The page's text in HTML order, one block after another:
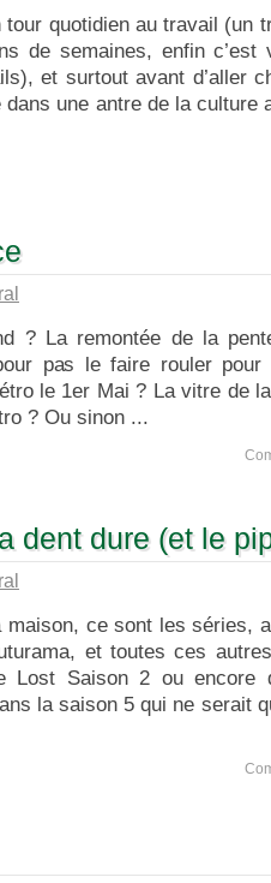
quotidien au travail (un
de semaines, enfin c’est
et surtout avant d’aller
une antre de la culture
? La remontée de la
pas le faire rouler pour
le 1er Mai ? La vitre de
? Ou sinon ...
dent dure (et le
maison, ce sont les séries,
et toutes ces
Lost Saison 2 ou encore
la saison 5 qui ne serait